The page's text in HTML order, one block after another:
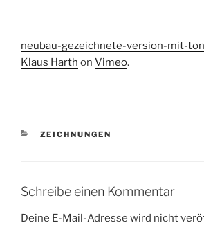
neubau-gezeichnete-version-mit-
Klaus Harth on Vimeo.
KATEGORIEN
ZEICHNUNGEN
Schreibe einen Kommentar
Deine E-Mail-Adresse wird nicht